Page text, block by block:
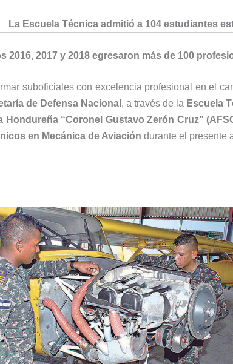
La Escuela Técnica admitió a 104 estudiantes
2016, 2017 y 2018 egresaron más de 100
suboficiales con excelencia profesional en el
de Defensa Nacional , a través de la Escuela
Hondureña “Coronel Gustavo Zerón Cruz”
en Mecánica de Aviación durante el presente